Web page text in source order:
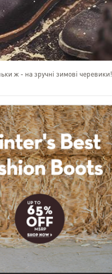
ж - на зручні зимові черевики!